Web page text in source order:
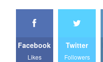
Facebook
Likes
Twitter
Followers